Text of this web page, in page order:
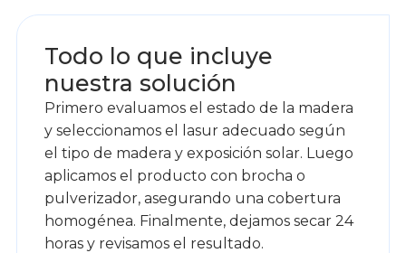
Todo lo que incluye
nuestra solución
Primero evaluamos el estado de la madera
y seleccionamos el lasur adecuado según
el tipo de madera y exposición solar. Luego
aplicamos el producto con brocha o
pulverizador, asegurando una cobertura
homogénea. Finalmente, dejamos secar 24
horas y revisamos el resultado.